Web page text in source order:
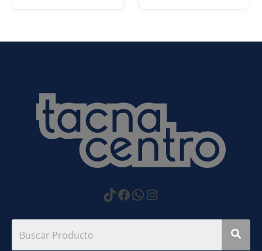
https://
Facebook
WhatsApp
Instagram